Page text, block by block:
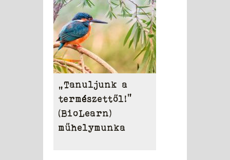
„Tanuljunk a
természettől!”
(BioLearn)
műhelymunka